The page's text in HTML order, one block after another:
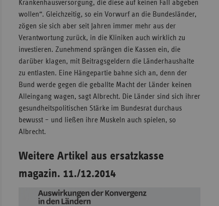
Krankenhausversorgung, die diese auf keinen Fall abgeben
wollen“. Gleichzeitig, so ein Vorwurf an die Bundesländer,
zögen sie sich aber seit Jahren immer mehr aus der
Verantwortung zurück, in die Kliniken auch wirklich zu
investieren. Zunehmend sprängen die Kassen ein, die
darüber klagen, mit Beitragsgeldern die Länderhaushalte
zu entlasten. Eine Hängepartie bahne sich an, denn der
Bund werde gegen die geballte Macht der Länder keinen
Alleingang wagen, sagt Albrecht. Die Länder sind sich ihrer
gesundheitspolitischen Stärke im Bundesrat durchaus
bewusst – und ließen ihre Muskeln auch spielen, so
Albrecht.
Weitere Artikel aus ersatzkasse
magazin. 11./12.2014